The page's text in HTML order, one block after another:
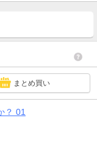
まとめ買い
？ 01